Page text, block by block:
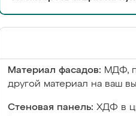
Материал фасадов: МДФ,
другой материал на ваш
Стеновая панель: ХДФ в